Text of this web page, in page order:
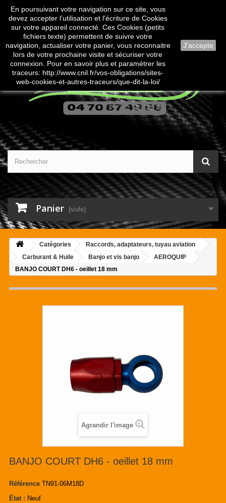
Contactez-nous
Panier (vide)
Catégories
Raccords, adaptateurs, tuyau aviation
Carburant & Huile
Banjo et vis banjo
AEROQUIP
BANJO COURT DH6 - oeillet 18 mm
Agrandir l'image
BANJO COURT DH6 - oeillet 18 mm
Référence TN91-06M18D
État : Neuf
En poursuivant votre navigation sur ce site, vous
devez accepter l’utilisation et l'écriture de Cookies
sur votre appareil connecté. Ces Cookies (petits
fichiers texte) permettent de suivre votre
navigation, actualiser votre panier, vous reconnaitre
lors de votre prochaine visite et sécuriser votre
connexion. Pour en savoir plus et paramétrer les
traceurs: http://www.cnil.fr/vos-obligations/sites-
web-cookies-et-autres-traceurs/que-dit-la-loi/
J'accepte